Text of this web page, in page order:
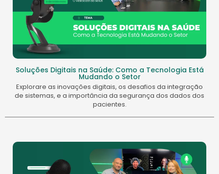
Soluções Digitais na Saúde: Como a Tecnologia Está
Mudando o Setor
Explorare as inovações digitais, os desafios da integração
de sistemas, e a importância da segurança dos dados dos
pacientes.